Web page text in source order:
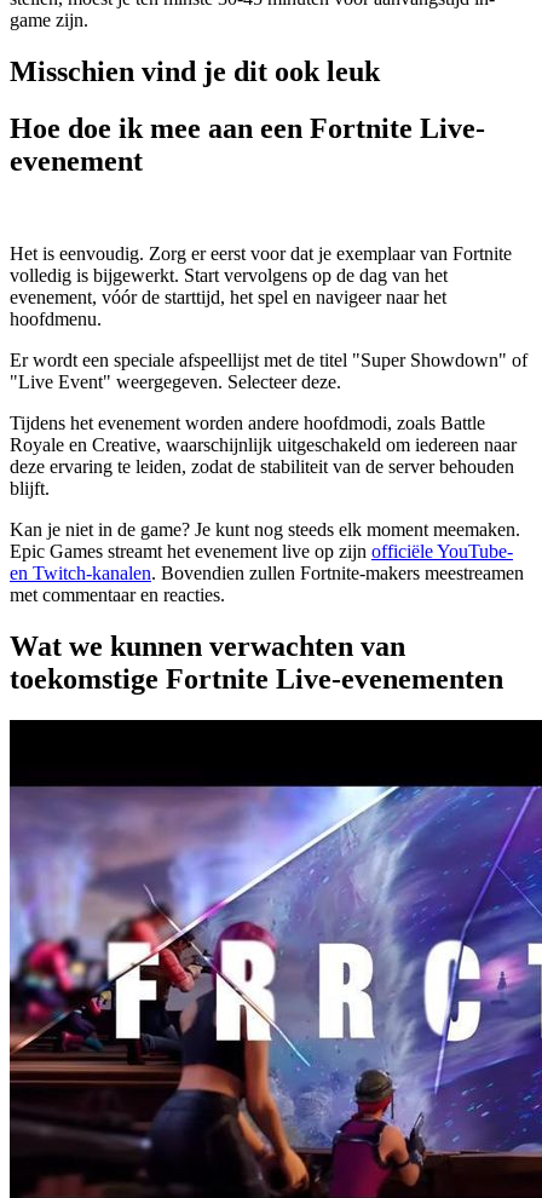
game zijn.
Misschien vind je dit ook leuk
Hoe doe ik mee aan een Fortnite Live-
evenement
Het is eenvoudig. Zorg er eerst voor dat je exemplaar van Fortnite
volledig is bijgewerkt. Start vervolgens op de dag van het
evenement, vóór de starttijd, het spel en navigeer naar het
hoofdmenu.
Er wordt een speciale afspeellijst met de titel "Super Showdown" of
"Live Event" weergegeven. Selecteer deze.
Tijdens het evenement worden andere hoofdmodi, zoals Battle
Royale en Creative, waarschijnlijk uitgeschakeld om iedereen naar
deze ervaring te leiden, zodat de stabiliteit van de server behouden
blijft.
Kan je niet in de game? Je kunt nog steeds elk moment meemaken.
Epic Games streamt het evenement live op zijn officiële YouTube-
en Twitch-kanalen. Bovendien zullen Fortnite-makers meestreamen
met commentaar en reacties.
Wat we kunnen verwachten van
toekomstige Fortnite Live-evenementen